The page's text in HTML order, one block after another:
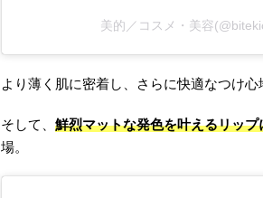
美的／コスメ・美容
より薄く肌に密着し、さらに快適なつけ心
そして、 鮮烈マットな発色を叶えるリッ
場。